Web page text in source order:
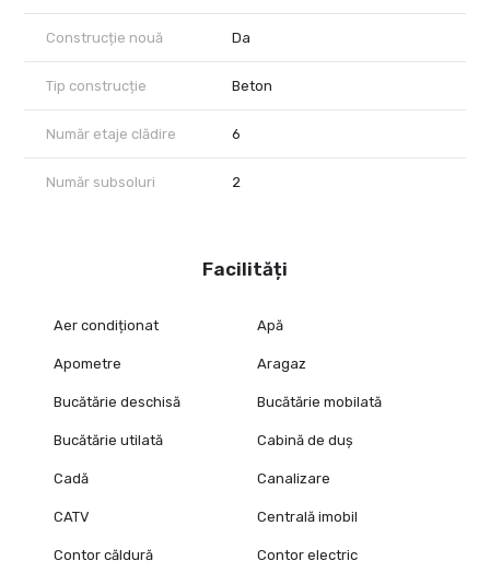
Construcție nouă Da
Tip construcție Beton
Număr etaje clădire 6
Număr subsoluri 2
Facilități
Aer condiționat Apă
Apometre Aragaz
Bucătărie deschisă Bucătărie mobilată
Bucătărie utilată Cabină de duș
Cadă Canalizare
CATV Centrală imobil
Contor căldură Contor electric